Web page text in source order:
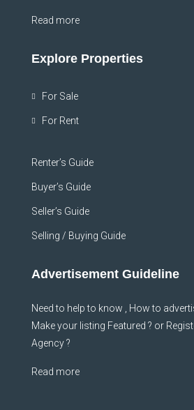
Read more
Explore Properties
For Sale
For Rent
Renter’s Guide
Buyer’s Guide
Seller’s Guide
Selling / Buying Guide
Advertisement Guideline
Need to help to know , How to
Make your listing Featured ? or
Agency ?
Read more